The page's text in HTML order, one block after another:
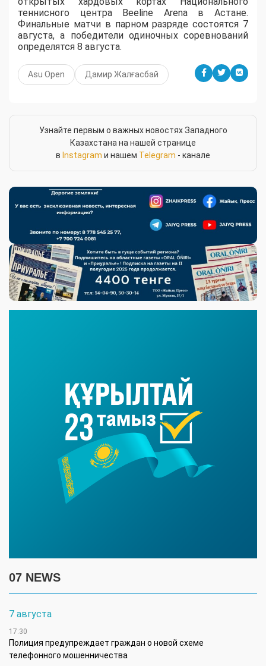
теннисного центра Beeline Arena в Астане.
Финальные матчи в парном разряде состоятся 7
августа, а победители одиночных соревнований
определятся 8 августа.
Asu Open Дамир Жалғасбай
Узнайте первым о важных новостях Западного
Казахстана на нашей странице
в Instagram и нашем Telegram - канале
07 NEWS
7 августа
17:30
Полиция предупреждает граждан о новой схеме
телефонного мошенничества